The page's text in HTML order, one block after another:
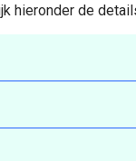
hieronder de